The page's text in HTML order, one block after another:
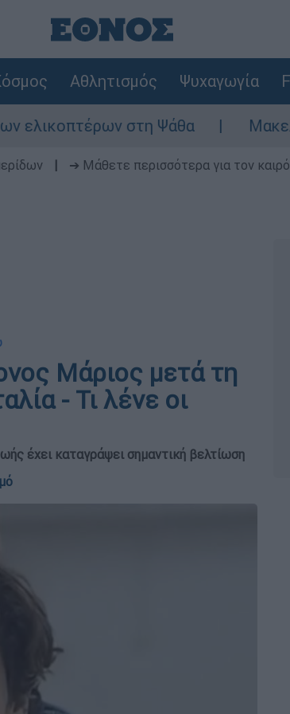
Αθλητισμός Ψυχαγωγία
στη Ψάθα Μακελειό
➔ Μάθετε περισσότερα για τον
Μάριος μετά τη
- Τι λένε οι
έχει καταγράψει σημαντική βελτίωση